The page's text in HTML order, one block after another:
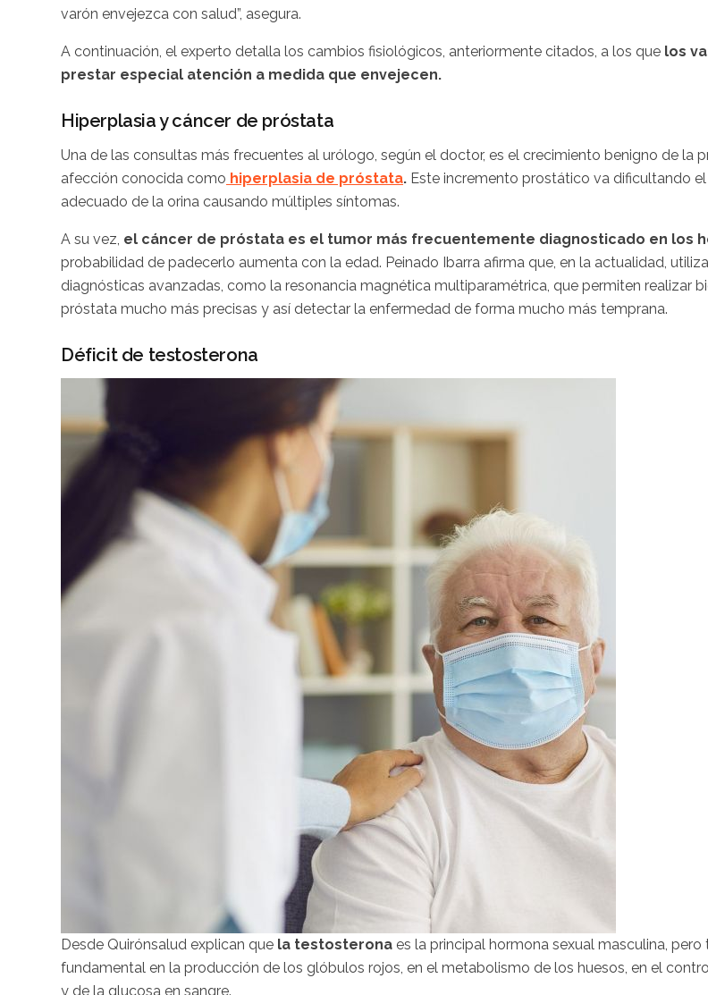
varón envejezca con salud”, asegura.
A continuación, el experto detalla los cambios fisiológicos, anteriormente citados, a los que los
prestar especial atención a medida que envejecen.
Hiperplasia y cáncer de próstata
Una de las consultas más frecuentes al urólogo, según el doctor, es el crecimiento benigno de la
afección conocida como hiperplasia de próstata. Este incremento prostático va dificultando
adecuado de la orina causando múltiples síntomas.
A su vez, el cáncer de próstata es el tumor más frecuentemente diagnosticado en los
probabilidad de padecerlo aumenta con la edad. Peinado Ibarra afirma que, en la actualidad,
diagnósticas avanzadas, como la resonancia magnética multiparamétrica, que permiten realizar
próstata mucho más precisas y así detectar la enfermedad de forma mucho más temprana.
Déficit de testosterona
Desde Quirónsalud explican que la testosterona es la principal hormona sexual masculina, pero
fundamental en la producción de los glóbulos rojos, en el metabolismo de los huesos, en el
y de la glucosa en sangre.